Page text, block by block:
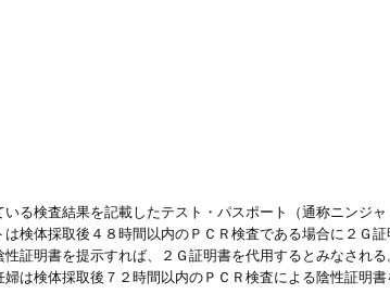
る検査結果を記載したテスト・パスポート（通称ニンジ
検体採取後４８時間以内のＰＣＲ検査である場合に２Ｇ証
証明書を提示すれば、２Ｇ証明書を代用するとみなされる
は検体採取後７２時間以内のＰＣＲ検査による陰性証明